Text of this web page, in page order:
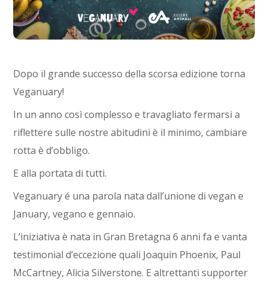
Dopo il grande successo della scorsa edizione torna
Veganuary!
In un anno così complesso e travagliato fermarsi a
riflettere sulle nostre abitudini è il minimo, cambiare
rotta è d’obbligo.
E alla portata di tutti.
Veganuary é una parola nata dall’unione di vegan e
January, vegano e gennaio.
L’iniziativa è nata in Gran Bretagna 6 anni fa e vanta
testimonial d’eccezione quali Joaquin Phoenix, Paul
McCartney, Alicia Silverstone. E altrettanti supporter